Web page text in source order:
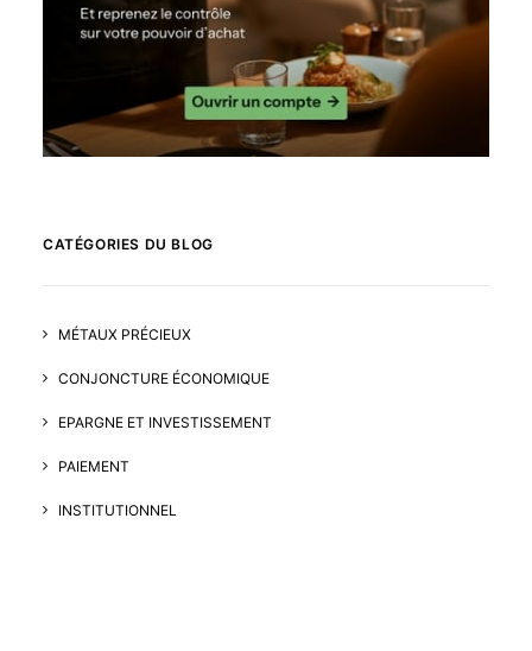
CATÉGORIES DU BLOG
MÉTAUX PRÉCIEUX
CONJONCTURE ÉCONOMIQUE
EPARGNE ET INVESTISSEMENT
PAIEMENT
INSTITUTIONNEL